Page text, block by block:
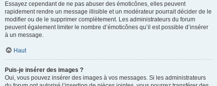
Essayez cependant de ne pas abuser des émoticônes, elles peuvent
rapidement rendre un message illisible et un modérateur pourrait décider de le
modifier ou de le supprimer complètement. Les administrateurs du forum
peuvent également limiter le nombre d’émoticônes qu’il est possible d’insérer
à un message.
Haut
Puis-je insérer des images ?
Oui, vous pouvez insérer des images à vos messages. Si les administrateurs